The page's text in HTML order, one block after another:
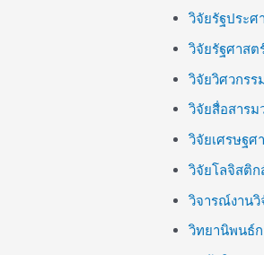
วิจัยรัฐประศ
วิจัยรัฐศาสต
วิจัยวิศวกรร
วิจัยสื่อสารม
วิจัยเศรษฐศ
วิจัยโลจิสติก
วิจารณ์งานวิ
วิทยานิพนธ์